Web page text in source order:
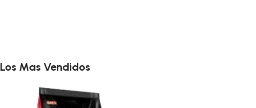
Los Mas Vendidos